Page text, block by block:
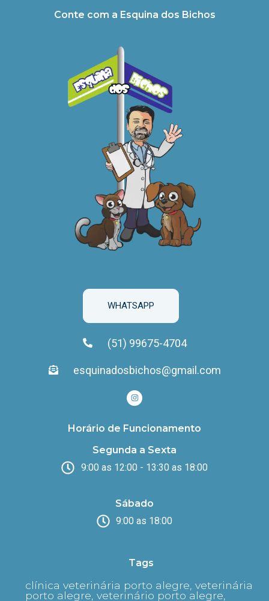
Conte com a Esquina dos Bichos
WHATSAPP
(51) 99675-4704
esquinadosbichos@gmail.com
Horário de Funcionamento
Segunda a Sexta
9:00 as 12:00 - 13:30 as 18:00
Sábado
9:00 as 18:00
Tags
clínica veterinária porto alegre, veterinária
porto alegre, veterinário porto alegre,